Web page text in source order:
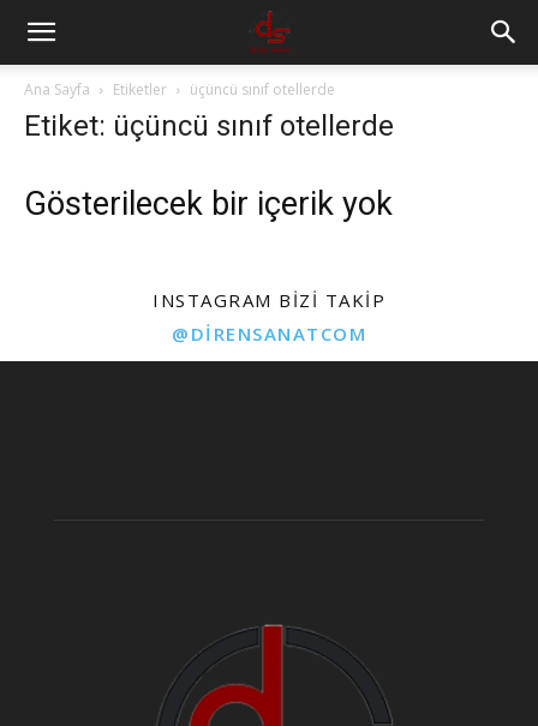
Ana Sayfa Etiketler üçüncü sınıf otellerde
Etiket: üçüncü sınıf otellerde
Gösterilecek bir içerik yok
INSTAGRAM BIZI TAKIP
@DIRENSANATCOM